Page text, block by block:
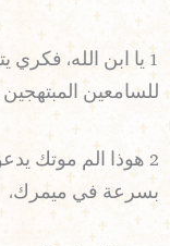
1 يا ابن الله،
للسامعين المبتهجين
2 هوذا الم موتك
بسرعة في ميمرك،